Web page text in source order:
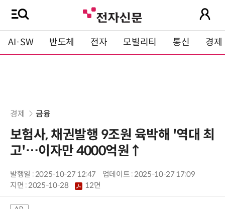
AI·SW 반도체 전자 모빌리티 통신 경제
경제 금융
보험사, 채권발행 9조원 육박해 '역대 최
고'…이자만 4000억원↑
발행일 : 2025-10-27 12:47
업데이트 : 2025-10-27 17:09
지면 :2025-10-28 12면